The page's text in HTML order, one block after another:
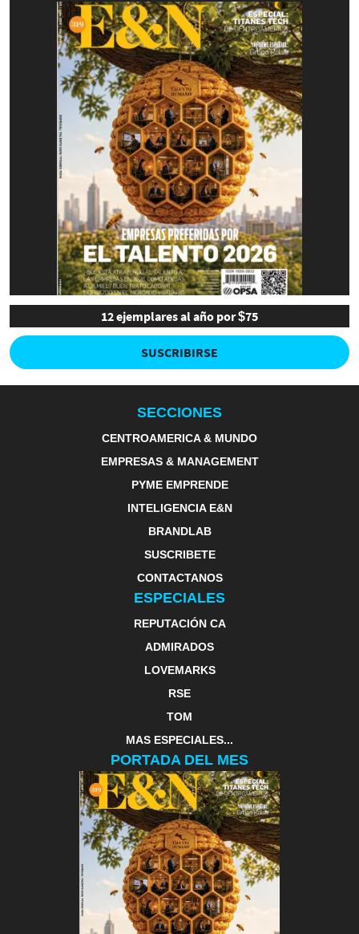
12 ejemplares al año por $75
SUSCRIBIRSE
SECCIONES
CENTROAMERICA & MUNDO
EMPRESAS & MANAGEMENT
PYME EMPRENDE
INTELIGENCIA E&N
BRANDLAB
SUSCRIBETE
CONTACTANOS
ESPECIALES
REPUTACIÓN CA
ADMIRADOS
LOVEMARKS
RSE
TOM
MAS ESPECIALES...
PORTADA DEL MES